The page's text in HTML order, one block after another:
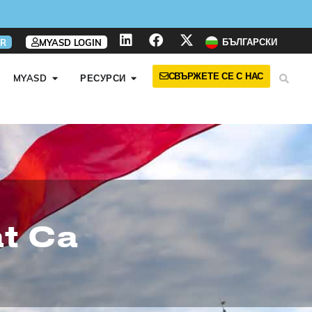
MYASD LOGIN БЪЛГАРСКИ
MYASD РЕСУРСИ СВЪРЖЕТЕ СЕ С НАС
Са